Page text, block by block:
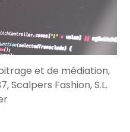
et de médiation,
Scalpers Fashion, S.L.